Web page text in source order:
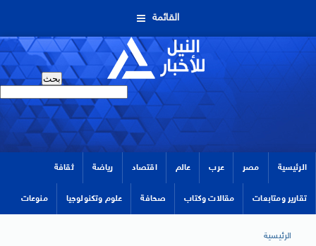
القائمة
الرئيسية مصر عرب عالم اقتصاد رياضة ثقافة
تقارير ومتابعات مقالات وكتاب صحافة علوم وتكنولوجيا منوعات
الرئيسية